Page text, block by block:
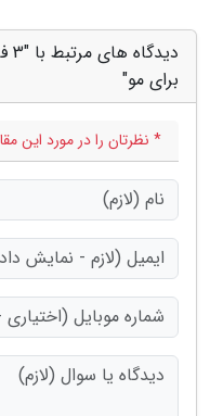
برای مو"
* نظرتان را در مورد این